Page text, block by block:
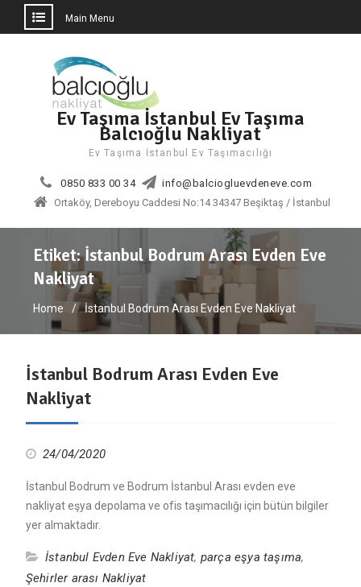
Main Menu
Ev Taşıma İstanbul Ev Taşıma
Balcıoğlu Nakliyat
Ev Taşıma İstanbul Ev Taşımacılığı
0850 833 00 34
info@balciogluevdeneve.com
Ortaköy, Dereboyu Caddesi No:14 34347 Beşiktaş / İstanbul
Etiket:İstanbul Bodrum Arası Evden Eve
Nakliyat
Home İstanbul Bodrum Arası Evden Eve Nakliyat
İstanbul Bodrum Arası Evden Eve
Nakliyat
24/04/2020
İstanbul Bodrum ve Bodrum İstanbul Arası evden eve
nakliyat eşya depolama ve ofis taşımacılığı için bütün bilgiler
yer almaktadır.
İstanbul Evden Eve Nakliyat, parça eşya taşıma,
Şehirler arası Nakliyat